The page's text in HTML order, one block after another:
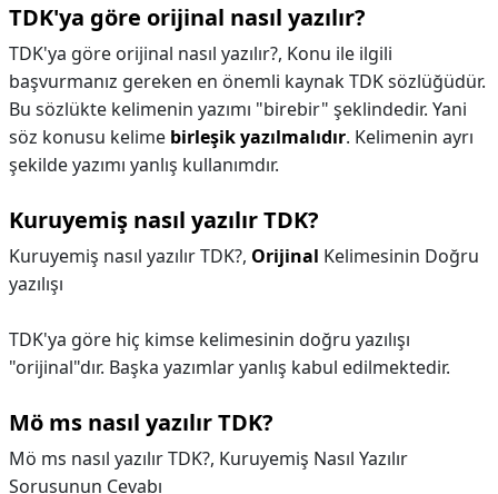
TDK'ya göre orijinal nasıl yazılır?
TDK'ya göre orijinal nasıl yazılır?, Konu ile ilgili
başvurmanız gereken en önemli kaynak TDK sözlüğüdür.
Bu sözlükte kelimenin yazımı "birebir" şeklindedir. Yani
söz konusu kelime birleşik yazılmalıdır. Kelimenin ayrı
şekilde yazımı yanlış kullanımdır.
Kuruyemiş nasıl yazılır TDK?
Kuruyemiş nasıl yazılır TDK?, Orijinal Kelimesinin Doğru
yazılışı
TDK'ya göre hiç kimse kelimesinin doğru yazılışı
"orijinal"dır. Başka yazımlar yanlış kabul edilmektedir.
Mö ms nasıl yazılır TDK?
Mö ms nasıl yazılır TDK?, Kuruyemiş Nasıl Yazılır
Sorusunun Cevabı